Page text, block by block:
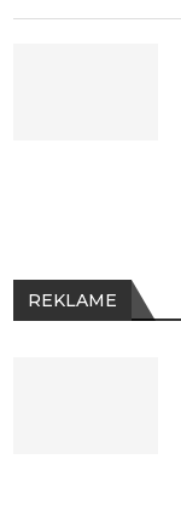
REKLAME